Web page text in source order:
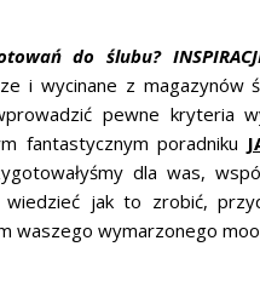
do ślubu?
i wycinane z magazynów
pewne kryteria
fantastycznym poradniku
dla was,
jak to zrobić,
waszego wymarzonego